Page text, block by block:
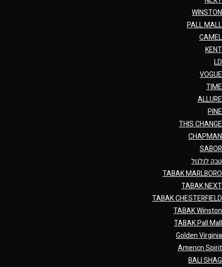
WINSTON
PALL MALL
CAMEL
KENT
LD
VOGUE
TIME
ALLURE
PINE
THIS CHANGE
CHAPMAN
SABOR
טבק לגלגול
TABAK MARLBORO
TABAK NEXT
TABAK CHESTERFIELD
TABAK Winston
TABAK Pall Mall
Golden Virginia
Americn Spirit
BALI SHAG